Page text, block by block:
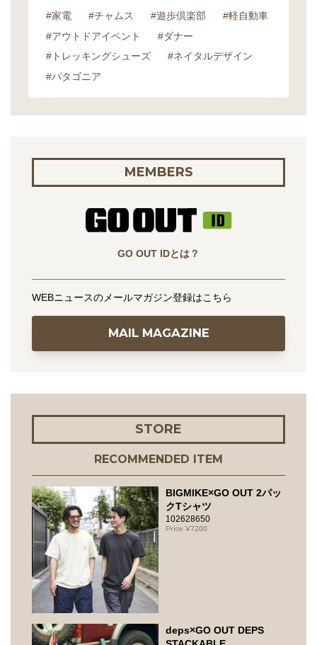
#家電 #チャムス #遊歩倶楽部
#軽自動車
#アウトドアイベント
#ダナー
#トレッキングシューズ
#ネイタルデザイン
#パタゴニア
MEMBERS
GO OUT IDとは？
WEBニュースのメールマガジン登録はこちら
MAIL MAGAZINE
STORE
RECOMMENDED ITEM
BIGMIKE×GO OUT 2パッ
クTシャツ
102628650
7200
deps×GO OUT DEPS